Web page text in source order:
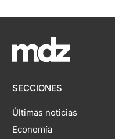
SECCIONES
Últimas noticias
Economía